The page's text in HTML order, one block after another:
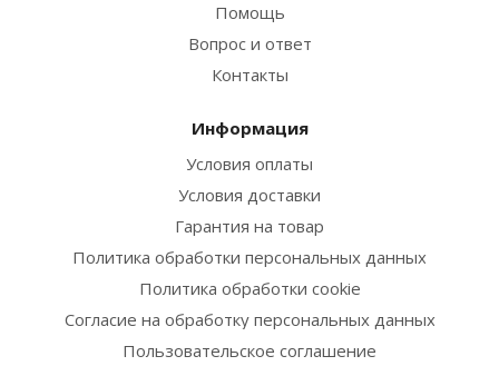
Помощь
Вопрос и ответ
Контакты
Информация
Условия оплаты
Условия доставки
Гарантия на товар
Политика обработки персональных данных
Политика обработки cookie
Согласие на обработку персональных данных
Пользовательское соглашение